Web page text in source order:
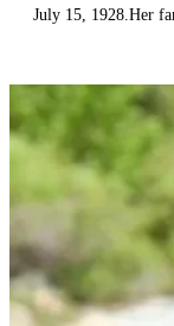
July 15, 1928.Her